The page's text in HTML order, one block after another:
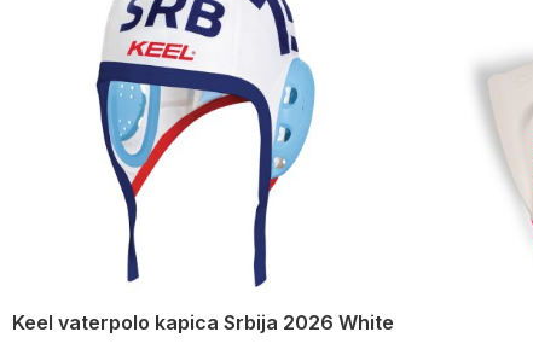
Keel vaterpolo kapica Srbija 2026 White